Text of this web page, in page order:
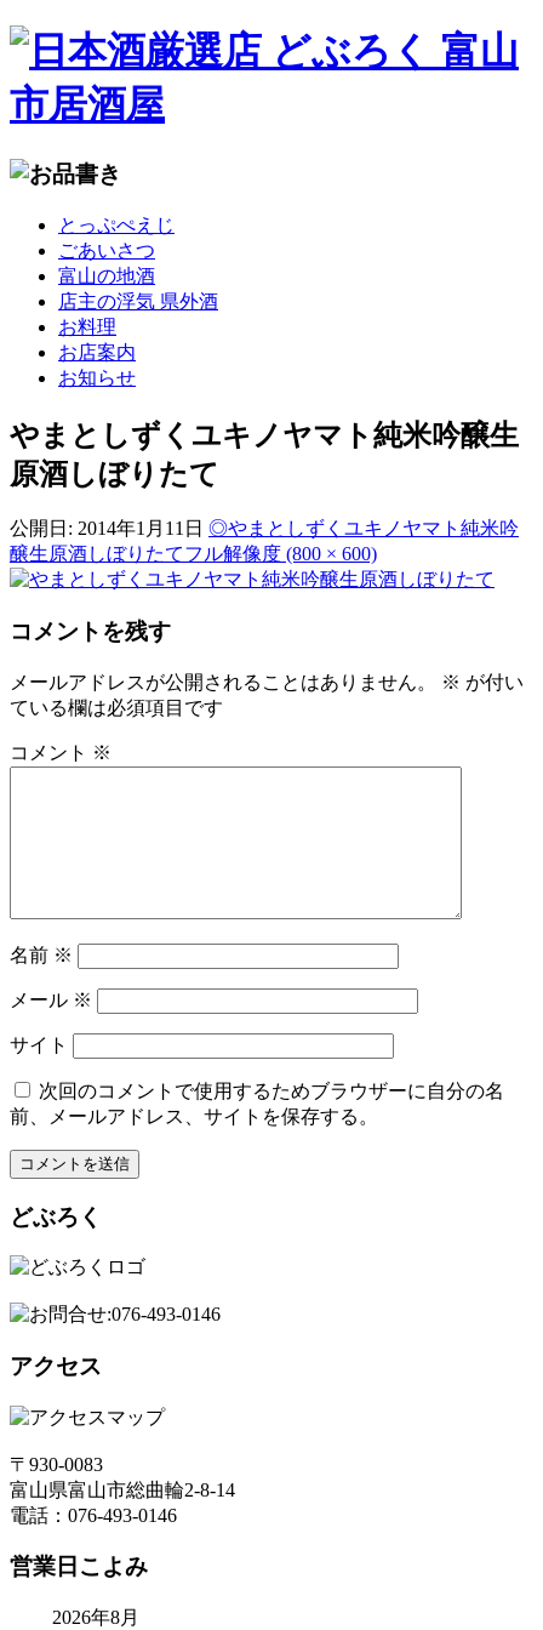
とっぷぺえじ
ごあいさつ
富山の地酒
店主の浮気 県外酒
お料理
お店案内
お知らせ
やまとしずくユキノヤマト純米吟醸生
原酒しぼりたて
公開日: 2014年1月11日 ◎やまとしずくユキノヤマト純米吟
醸生原酒しぼりたてフル解像度 (800 × 600)
コメントを残す
メールアドレスが公開されることはありません。 ※ が付い
ている欄は必須項目です
コメント ※
名前 ※
メール ※
サイト
次回のコメントで使用するためブラウザーに自分の名
前、メールアドレス、サイトを保存する。
どぶろく
アクセス
〒930-0083
富山県富山市総曲輪2-8-14
電話：076-493-0146
営業日こよみ
2026年8月